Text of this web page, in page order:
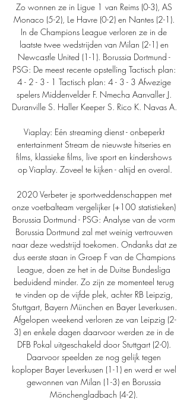
Zo wonnen ze in Ligue 1 van Reims (0-3), AS
Monaco (5-2), Le Havre (0-2) en Nantes (2-1).
In de Champions League verloren ze in de
laatste twee wedstrijden van Milan (2-1) en
Newcastle United (1-1). Borussia Dortmund -
PSG: De meest recente opstelling Tactisch plan:
4 - 2 - 3 - 1 Tactisch plan: 4 - 3 - 3 Afwezige
spelers Middenvelder F. Nmecha Aanvaller J.
Duranville S. Haller Keeper S. Rico K. Navas A.
Viaplay: Eén streaming dienst - onbeperkt
entertainment Stream de nieuwste hitseries en
films, klassieke films, live sport en kindershows
op Viaplay. Zoveel te kijken - altijd en overal.
2020 Verbeter je sportweddenschappen met
onze voetbalteam vergelijker (+100 statistieken)
Borussia Dortmund - PSG: Analyse van de vorm
Borussia Dortmund zal met weinig vertrouwen
naar deze wedstrijd toekomen. Ondanks dat ze
dus eerste staan in Groep F van de Champions
League, doen ze het in de Duitse Bundesliga
beduidend minder. Zo zijn ze momenteel terug
te vinden op de vijfde plek, achter RB Leipzig,
Stuttgart, Bayern München en Bayer Leverkusen.
Afgelopen weekend verloren ze van Leipzig (2-
3) en enkele dagen daarvoor werden ze in de
DFB Pokal uitgeschakeld door Stuttgart (2-0).
Daarvoor speelden ze nog gelijk tegen
koploper Bayer Leverkusen (1-1) en werd er wel
gewonnen van Milan (1-3) en Borussia
Mönchengladbach (4-2).